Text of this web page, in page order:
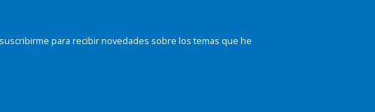
para recibir novedades sobre los temas que he